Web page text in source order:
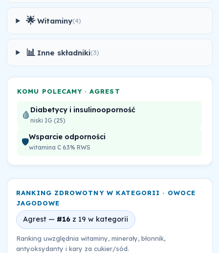
🌟 Witaminy(4)
📊 Inne składniki(3)
KOMU POLECAMY · AGREST
🩸 Diabetycy i insulinooporność
niski IG (25)
🛡️Wsparcie odporności
witamina C 63% RWS
RANKING ZDROWOTNY W KATEGORII · OWOCE
JAGODOWE
Agrest — #16 z 19 w kategorii
Ranking uwzględnia witaminy, minerały, błonnik,
antyoksydanty i kary za cukier/sód.